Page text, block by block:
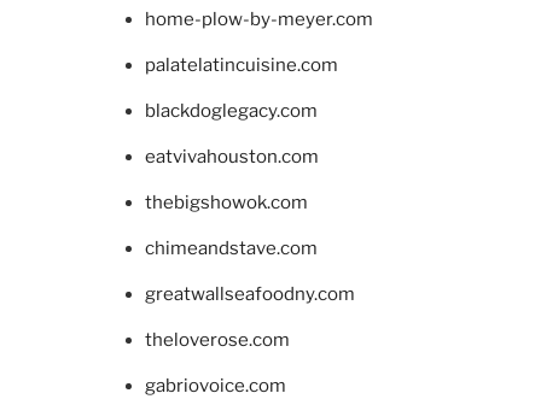
home-plow-by-meyer.com
palatelatincuisine.com
blackdoglegacy.com
eatvivahouston.com
thebigshowok.com
chimeandstave.com
greatwallseafoodny.com
theloverose.com
gabriovoice.com